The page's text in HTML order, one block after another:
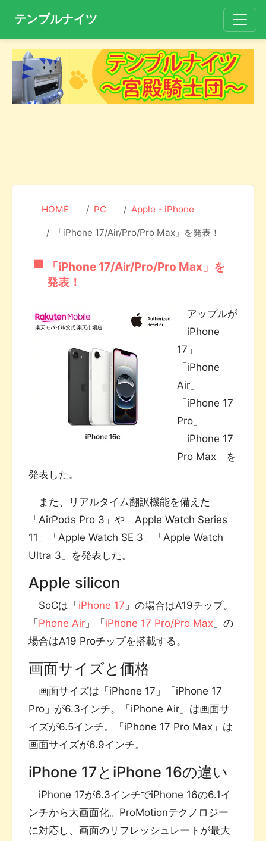
テンプルナイツ
HOME PC Apple・iPhone
「iPhone 17/Air/Pro/Pro Max」を発表！
「iPhone 17/Air/Pro/Pro Max」を
発表！
アップルが
「iPhone
17」
「iPhone
Air」
「iPhone 17
Pro」
「iPhone 17
Pro Max」を
発表した。
また、リアルタイム翻訳機能を備えた
「AirPods Pro 3」や「Apple Watch Series
11」「Apple Watch SE 3」「Apple Watch
Ultra 3」を発表した。
Apple silicon
SoCは「iPhone 17 」の場合はA19チップ。
「Phone Air 」「iPhone 17 Pro/Pro Max 」の
場合はA19 Proチップを搭載する。
画面サイズと価格
画面サイズは「iPhone 17」「iPhone 17
Pro」が6.3インチ。「iPhone Air」は画面サ
イズが6.5インチ。「iPhone 17 Pro Max」は
画面サイズが6.9インチ。
iPhone 17とiPhone 16の違い
iPhone 17が6.3インチでiPhone 16の6.1イ
ンチから大画面化。ProMotionテクノロジー
に対応し、画面のリフレッシュレートが最大